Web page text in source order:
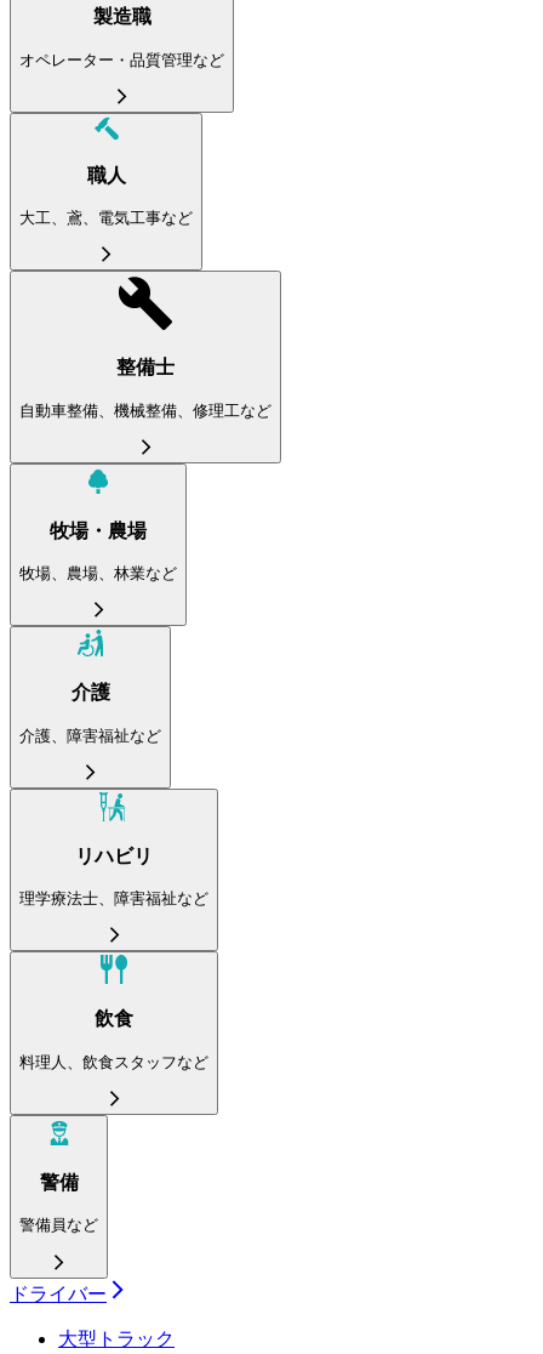
製造職
オペレーター・品質管理など
職人
大工、鳶、電気工事など
整備士
自動車整備、機械整備、修理工など
牧場・農場
牧場、農場、林業など
介護
介護、障害福祉など
リハビリ
理学療法士、障害福祉など
飲食
料理人、飲食スタッフなど
警備
警備員など
ドライバー
大型トラック